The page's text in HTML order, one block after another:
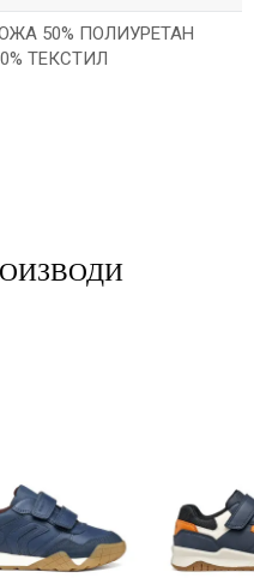
50% ПОЛИУРЕТАН
ТЕКСТИЛ
е 2 + 3 :